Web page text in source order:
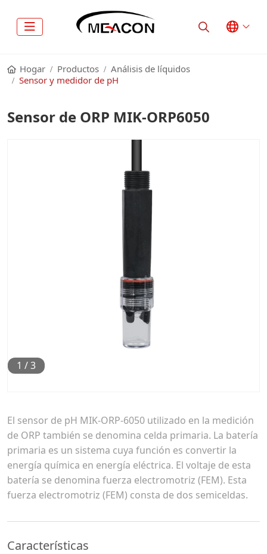
Hogar Productos
Análisis de líquidos
Sensor y medidor de pH
Sensor de ORP MIK-ORP6050
El sensor de pH MIK-ORP-6050 utilizado en la medición
de ORP también se denomina celda primaria. La batería
primaria es un sistema cuya función es convertir la
energía química en energía eléctrica. El voltaje de esta
batería se denomina fuerza electromotriz (FEM). Esta
fuerza electromotriz (FEM) consta de dos semiceldas.
Características
1 /3